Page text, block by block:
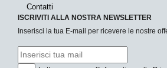
Contatti
ISCRIVITI ALLA NOSTRA NEWSLETTER
Inserisci la tua E-mail per ricevere le nostre